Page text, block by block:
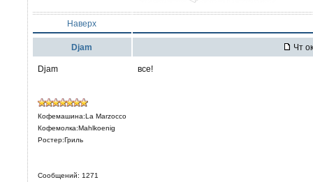
Наверх
Djam Чт
Djam
Кофемашина:La Marzocco
Кофемолка:Mahlkoenig
Ростер:Гриль
Сообщений: 1271
все!